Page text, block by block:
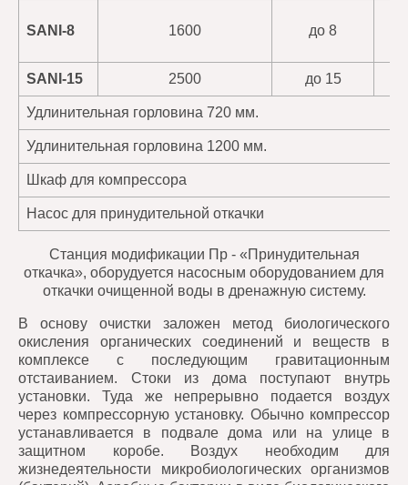
SANI-8 1600 до 8
SANI-15 2500 до 15
Удлинительная горловина 720 мм.
Удлинительная горловина 1200 мм.
Шкаф для компрессора
Насос для принудительной откачки
Станция модификации Пр - «Принудительная
откачка», оборудуется насосным оборудованием для
откачки очищенной воды в дренажную систему.
В основу очистки заложен метод биологического
окисления органических соединений и веществ в
комплексе с последующим гравитационным
отстаиванием. Стоки из дома поступают внутрь
установки. Туда же непрерывно подается воздух
через компрессорную установку. Обычно компрессор
устанавливается в подвале дома или на улице в
защитном коробе. Воздух необходим для
жизнедеятельности микробиологических организмов